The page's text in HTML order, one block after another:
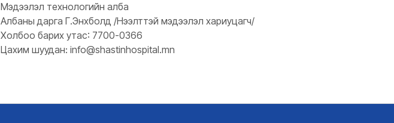
Мэдээлэл технологийн алба
Албаны дарга Г.Энхболд /Нээлттэй мэдээлэл хариуцагч/
Холбоо барих утас: 7700-0366
Цахим шуудан: info@shastinhospital.mn